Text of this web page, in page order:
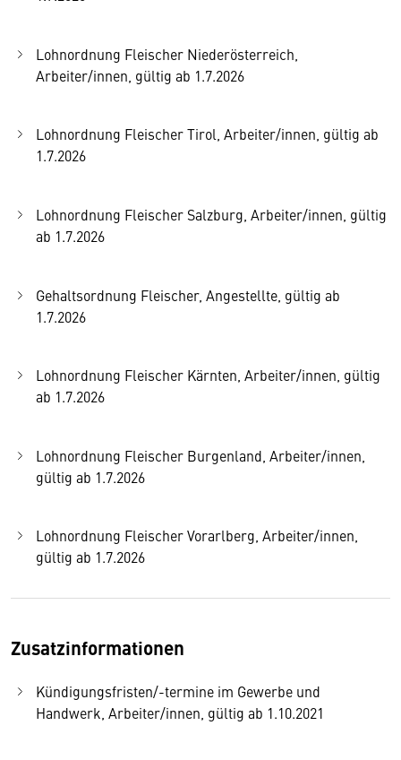
Lohnordnung Fleischer Niederösterreich,
Arbeiter/innen, gültig ab 1.7.2026
Lohnordnung Fleischer Tirol, Arbeiter/innen, gültig ab
1.7.2026
Lohnordnung Fleischer Salzburg, Arbeiter/innen, gültig
ab 1.7.2026
Gehaltsordnung Fleischer, Angestellte, gültig ab
1.7.2026
Lohnordnung Fleischer Kärnten, Arbeiter/innen, gültig
ab 1.7.2026
Lohnordnung Fleischer Burgenland, Arbeiter/innen,
gültig ab 1.7.2026
Lohnordnung Fleischer Vorarlberg, Arbeiter/innen,
gültig ab 1.7.2026
Zusatzinformationen
Kündigungsfristen/-termine im Gewerbe und
Handwerk, Arbeiter/innen, gültig ab 1.10.2021